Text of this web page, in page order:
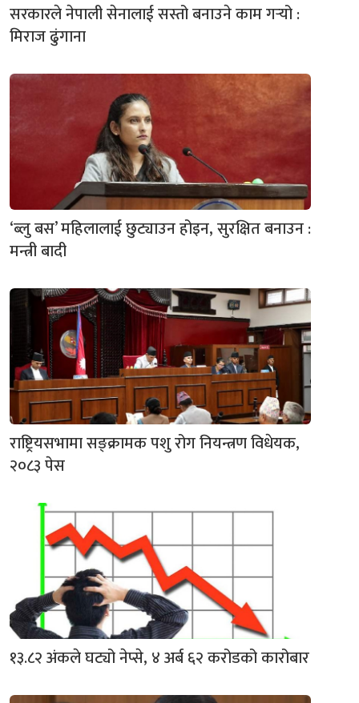
सरकारले नेपाली सेनालाई सस्तो बनाउने काम गर्‍यो :
मिराज ढुंगाना
‘ब्लु बस’ महिलालाई छुट्याउन होइन, सुरक्षित बनाउन :
मन्त्री बादी
राष्ट्रियसभामा सङ्क्रामक पशु रोग नियन्त्रण विधेयक,
२०८३ पेस
१३.८२ अंकले घट्यो नेप्से, ४ अर्ब ६२ करोडको कारोबार